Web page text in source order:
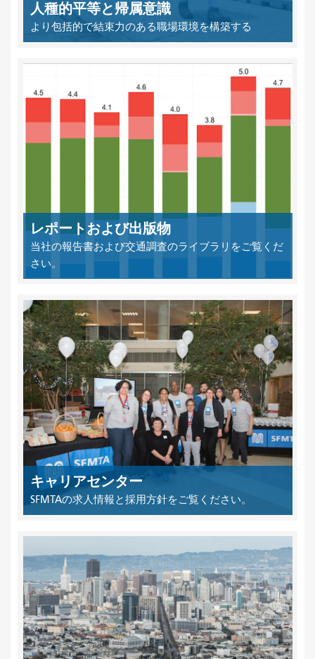
人種的平等と帰属意識
より包括的で結束力のある職場環境を構築する
レポートおよび出版物
当社の報告書および交通調査のライブラリをご覧くだ
さい。
キャリアセンター
SFMTAの求人情報と採用方針をご覧ください。